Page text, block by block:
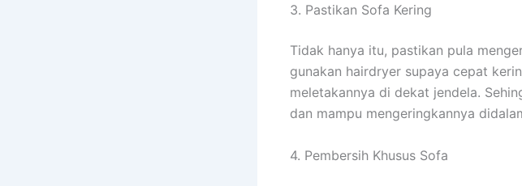
3. Pastikan Sofa Kering
Tidak hanya itu, pastikan pula
gunakan hairdryer supaya cepat
meletakannya di dekat jendela.
dan mampu mengeringkannya
4. Pembersih Khusus Sofa